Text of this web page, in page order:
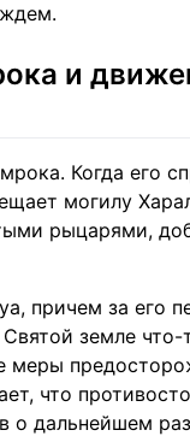
и
Когда его
могилу
рыцарями,
причем за его
земле что-
меры
что
о дальнейшем